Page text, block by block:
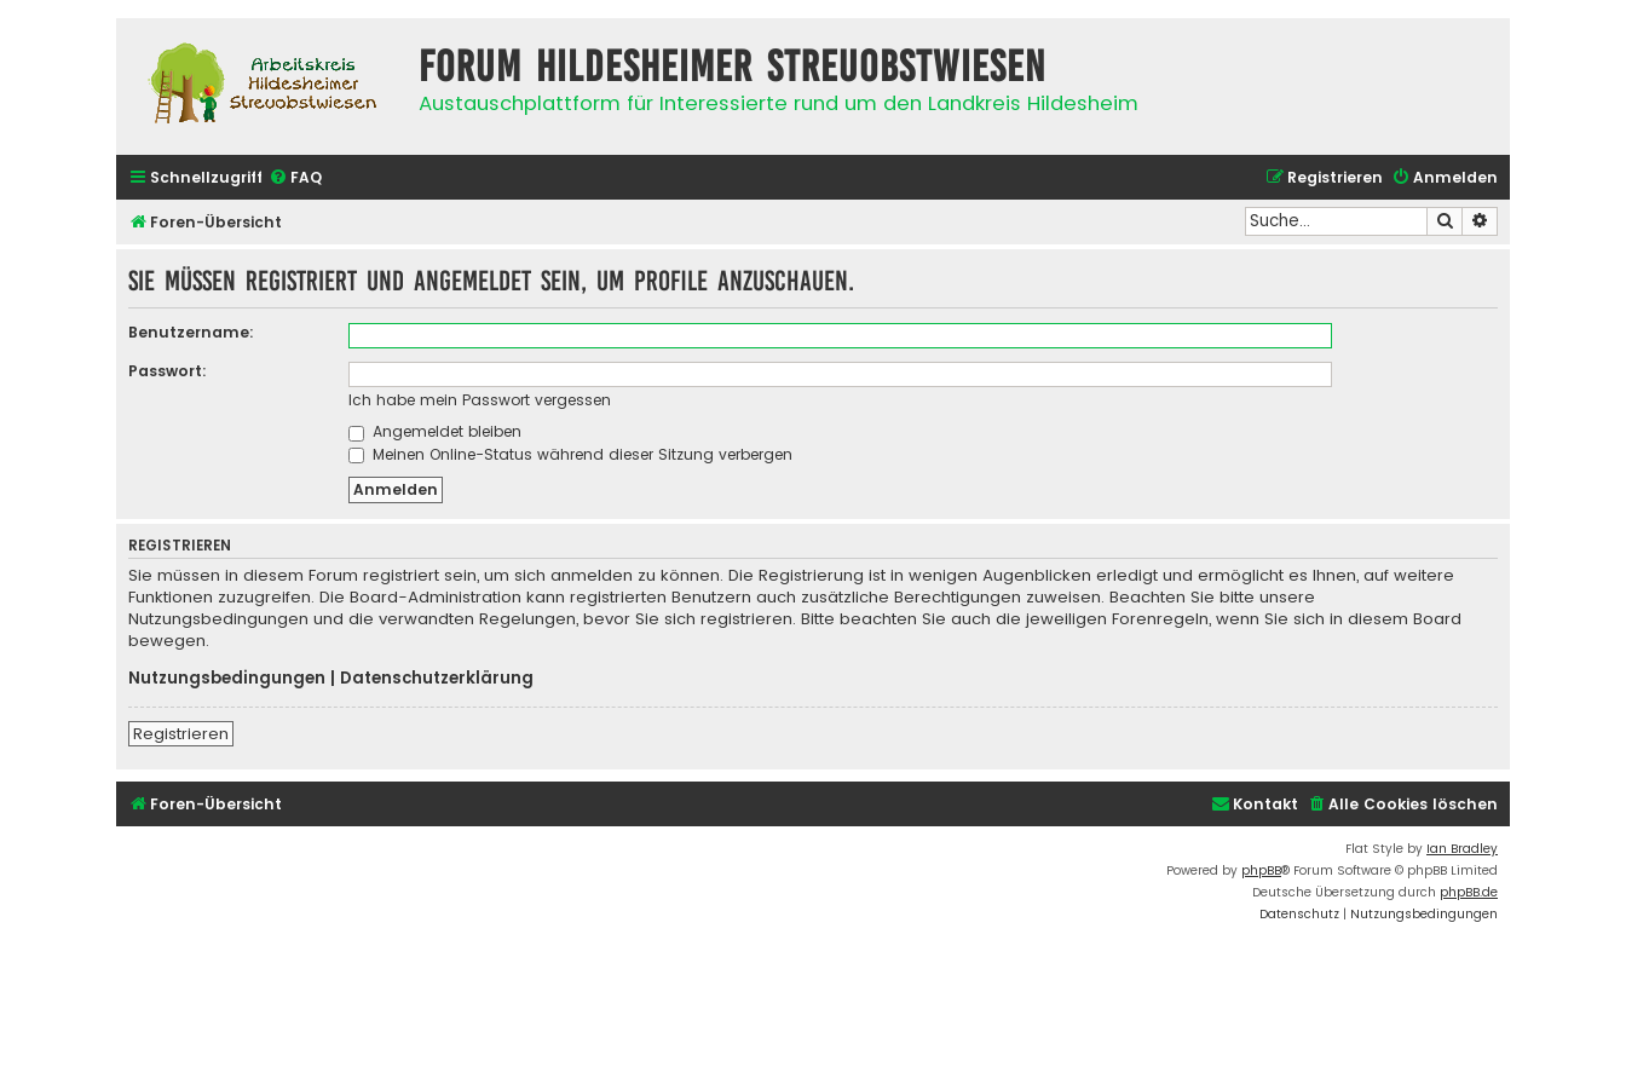
Forum Hildesheimer Streuobstwiesen
Austauschplattform für Interessierte rund um den Landkreis Hildesheim
Schnellzugriff FAQ Anmelden
Registrieren
Foren-Übersicht Suche
Sie müssen registriert und angemeldet sein, um Profile anzuschauen.
Benutzername:
Passwort:
Ich habe mein Passwort vergessen
Angemeldet bleiben
Meinen Online-Status während dieser Sitzung verbergen
REGISTRIEREN
Sie müssen in diesem Forum registriert sein, um sich anmelden zu können. Die Registrierung ist in wenigen Augenblicken erledigt und ermöglicht es Ihnen, auf weitere
Funktionen zuzugreifen. Die Board-Administration kann registrierten Benutzern auch zusätzliche Berechtigungen zuweisen. Beachten Sie bitte unsere
Nutzungsbedingungen und die verwandten Regelungen, bevor Sie sich registrieren. Bitte beachten Sie auch die jeweiligen Forenregeln, wenn Sie sich in diesem Board
bewegen.
Nutzungsbedingungen
Datenschutzerklärung
Registrieren
Foren-Übersicht Alle Cookies löschen
Kontakt
Flat Style by Ian Bradley
Powered by phpBB® Forum Software © phpBB Limited
Deutsche Übersetzung durch phpBB.de
Datenschutz | Nutzungsbedingungen